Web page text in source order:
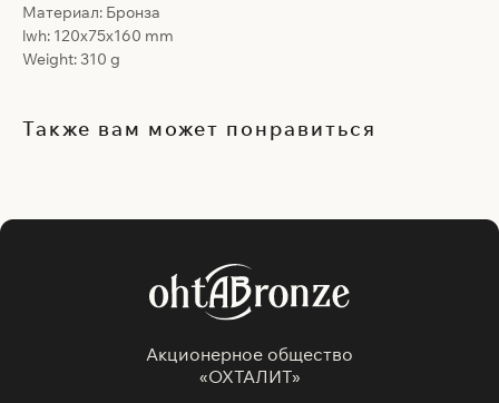
Материал: Бронза
lwh: 120x75x160 mm
Weight: 310 g
Также вам может понравиться
Акционерное общество
«ОХТАЛИТ»